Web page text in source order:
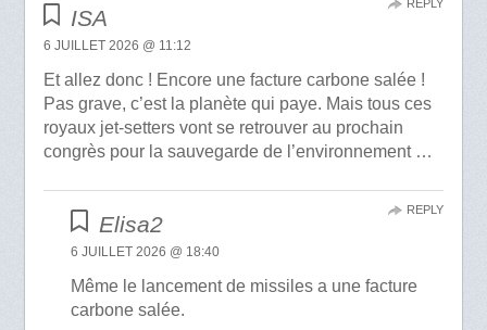
ISA
6 JUILLET 2026 @ 11:12
Et allez donc ! Encore une facture carbone salée !
Pas grave, c’est la planète qui paye. Mais tous ces
royaux jet-setters vont se retrouver au prochain
congrès pour la sauvegarde de l’environnement …
REPLY
Elisa2
6 JUILLET 2026 @ 18:40
Même le lancement de missiles a une facture
carbone salée.
REPLY